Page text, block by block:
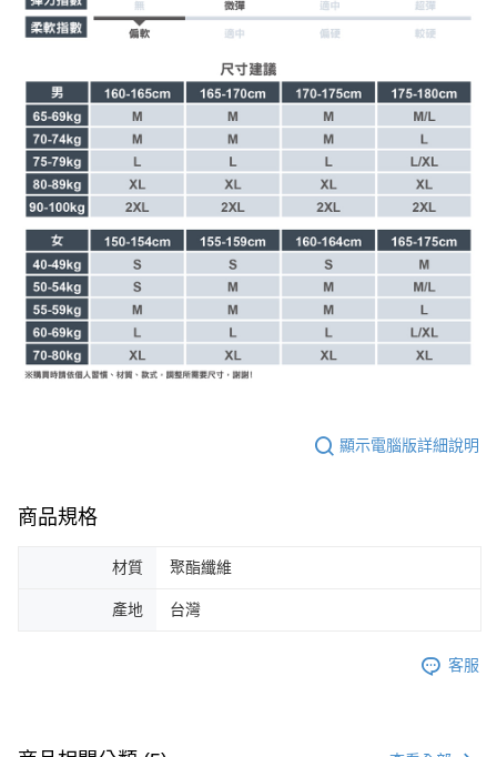
顯示電腦版詳細說明
商品規格
材質 聚酯纖維
產地 台灣
客服